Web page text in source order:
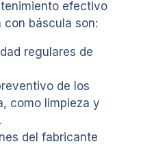
efectivo
báscula son:
regulares de
de los
como limpieza y
del fabricante